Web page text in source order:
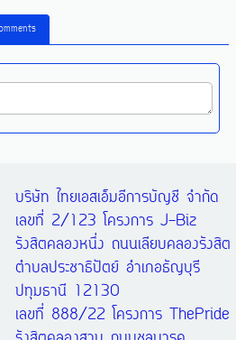
บริษัท ไทยเอสเอ็มอีการบัญชี จำกัด
เลขที่ 2/123 โครงการ J-Biz
รังสิตคลองหนึ่ง ถนนเลียบคลองรังสิต
ตำบลประชาธิปัตย์ อำเภอธัญบุรี
ปทุมธานี 12130
เลขที่ 888/22 โครงการ ThePride